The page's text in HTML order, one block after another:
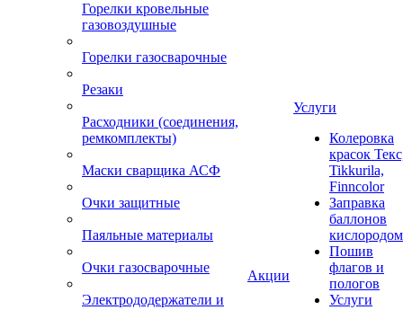
Горелки кровельные
газовоздушные
Горелки газосварочные
Резаки
Расходники (соединения,
ремкомплекты)
Маски сварщика АСФ
Очки защитные
Паяльные материалы
Очки газосварочные
Электрододержатели и
Акции
Услуги
Колеровка
красок
Tikkurila,
Finncolor
Заправка
баллонов
кислородом
Пошив
флагов и
пологов
Услуги